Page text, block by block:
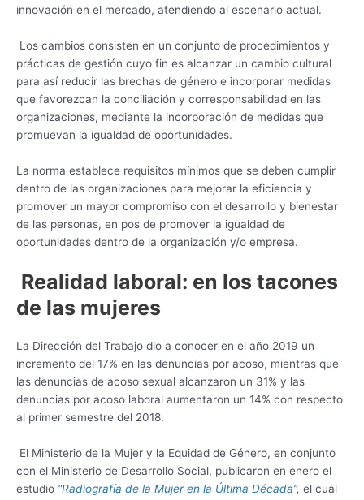
innovación en el mercado, atendiendo al escenario actual.
Los cambios consisten en un conjunto de procedimientos y
prácticas de gestión cuyo fin es alcanzar un cambio cultural
para así reducir las brechas de género e incorporar medidas
que favorezcan la conciliación y corresponsabilidad en las
organizaciones, mediante la incorporación de medidas que
promuevan la igualdad de oportunidades.
La norma establece requisitos mínimos que se deben cumplir
dentro de las organizaciones para mejorar la eficiencia y
promover un mayor compromiso con el desarrollo y bienestar
de las personas, en pos de promover la igualdad de
oportunidades dentro de la organización y/o empresa.
Realidad laboral: en los tacones
de las mujeres
La Dirección del Trabajo dio a conocer en el año 2019 un
incremento del 17% en las denuncias por acoso, mientras que
las denuncias de acoso sexual alcanzaron un 31% y las
denuncias por acoso laboral aumentaron un 14% con respecto
al primer semestre del 2018.
El Ministerio de la Mujer y la Equidad de Género, en conjunto
con el Ministerio de Desarrollo Social, publicaron en enero el
estudio “Radiografía de la Mujer en la Última Década”, el cual